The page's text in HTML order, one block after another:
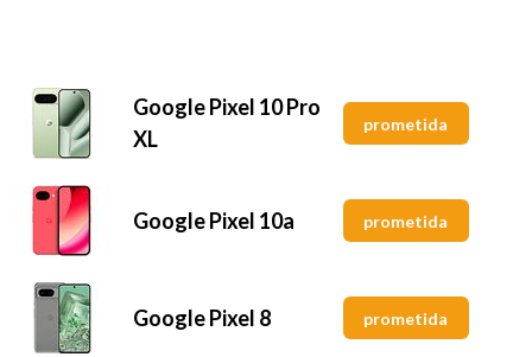
Google Pixel 10 Pro
XL
prometida
Google Pixel 10a prometida
Google Pixel 8 prometida